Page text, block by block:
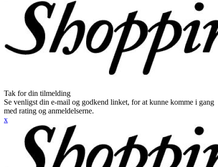
Tak for din tilmelding
Se venligst din e-mail og godkend linket, for at kunne komme i gang
med rating og anmeldelserne.
x